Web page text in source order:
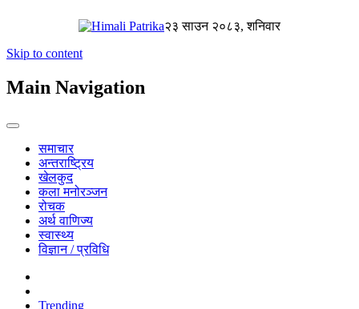
२३ साउन २०८३, शनिवार
Skip to content
Main Navigation
समाचार
अन्तराष्ट्रिय
खेलकुद
कला मनोरञ्जन
रोचक
अर्थ वाणिज्य
स्वास्थ्य
विज्ञान / प्रविधि
Trending